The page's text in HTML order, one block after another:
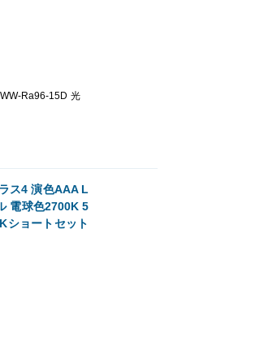
Ra96-15D 光
ス4 演色AAA L
電球色2700K 5
ショートセット